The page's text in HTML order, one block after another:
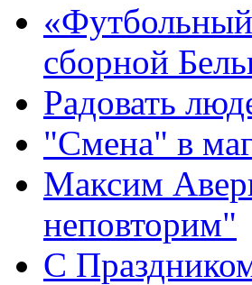
сборной
Радовать
"Смена" в
Максим
неповторим"
С